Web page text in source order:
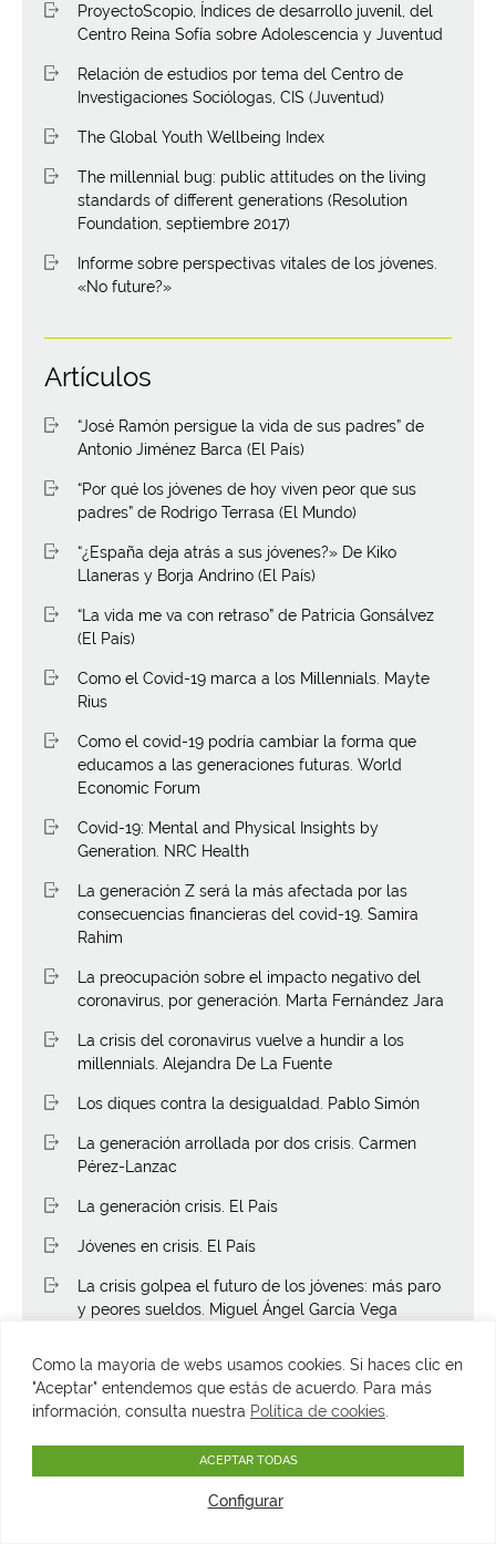
Como la mayoría de webs usamos cookies. Si haces clic en
"Aceptar" entendemos que estás de acuerdo. Para más
información, consulta nuestra Política de cookies
Configurar
ACEPTAR TODAS
ProyectoScopio, Índices de desarrollo juvenil, del
Centro Reina Sofía sobre Adolescencia y Juventud
Relación de estudios por tema del Centro de
Investigaciones Sociólogas, CIS (Juventud)
The Global Youth Wellbeing Index
The millennial bug: public attitudes on the living
standards of different generations (Resolution
Foundation, septiembre 2017)
Informe sobre perspectivas vitales de los jóvenes.
«No future?»
Artículos
“José Ramón persigue la vida de sus padres” de
Antonio Jiménez Barca (El País)
“Por qué los jóvenes de hoy viven peor que sus
padres” de Rodrigo Terrasa (El Mundo)
“¿España deja atrás a sus jóvenes?» De Kiko
Llaneras y Borja Andrino (El País)
“La vida me va con retraso” de Patricia Gonsálvez
(El País)
Como el Covid-19 marca a los Millennials. Mayte
Rius
Como el covid-19 podría cambiar la forma que
educamos a las generaciones futuras. World
Economic Forum
Covid-19: Mental and Physical Insights by
Generation. NRC Health
La generación Z será la más afectada por las
consecuencias financieras del covid-19. Samira
Rahim
La preocupación sobre el impacto negativo del
coronavirus, por generación. Marta Fernández Jara
La crisis del coronavirus vuelve a hundir a los
millennials. Alejandra De La Fuente
Los diques contra la desigualdad. Pablo Simón
La generación arrollada por dos crisis. Carmen
Pérez-Lanzac
La generación crisis. El País
Jóvenes en crisis. El País
La crisis golpea el futuro de los jóvenes: más paro
y peores sueldos. Miguel Ángel García Vega
económicas de la crisis Covid-19. OIT
Millennials, recessions and Covid-19. Andrew Van
Southern European millennials suffer two crisis by
their mid-30s. The Economist